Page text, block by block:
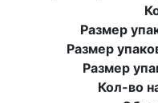
Размер
Размер
Размер
Кол-во